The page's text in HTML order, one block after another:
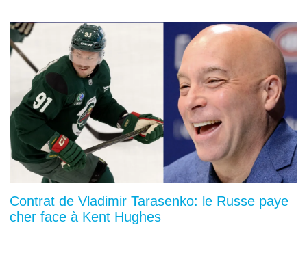
Contrat de Vladimir Tarasenko: le Russe paye
cher face à Kent Hughes